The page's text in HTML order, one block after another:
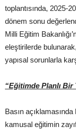
toplantısında, 2025-
dönem sonu
Milli Eğitim
eleştirilerde
yapısal sorunlarla
“Eğitimde Planlı Bir
Basın
kamusal eğitimin